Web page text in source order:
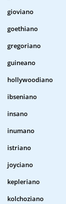
gioviano
goethiano
gregoriano
guineano
hollywoodiano
ibseniano
insano
inumano
istriano
joyciano
kepleriano
kolchoziano